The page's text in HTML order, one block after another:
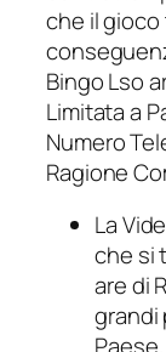
che il
Bingo Lso
Limitata a
Numero
Ragione
La
che si
are di
grandi